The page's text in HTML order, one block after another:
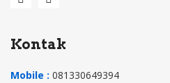
Kontak
Mobile : 081330649394